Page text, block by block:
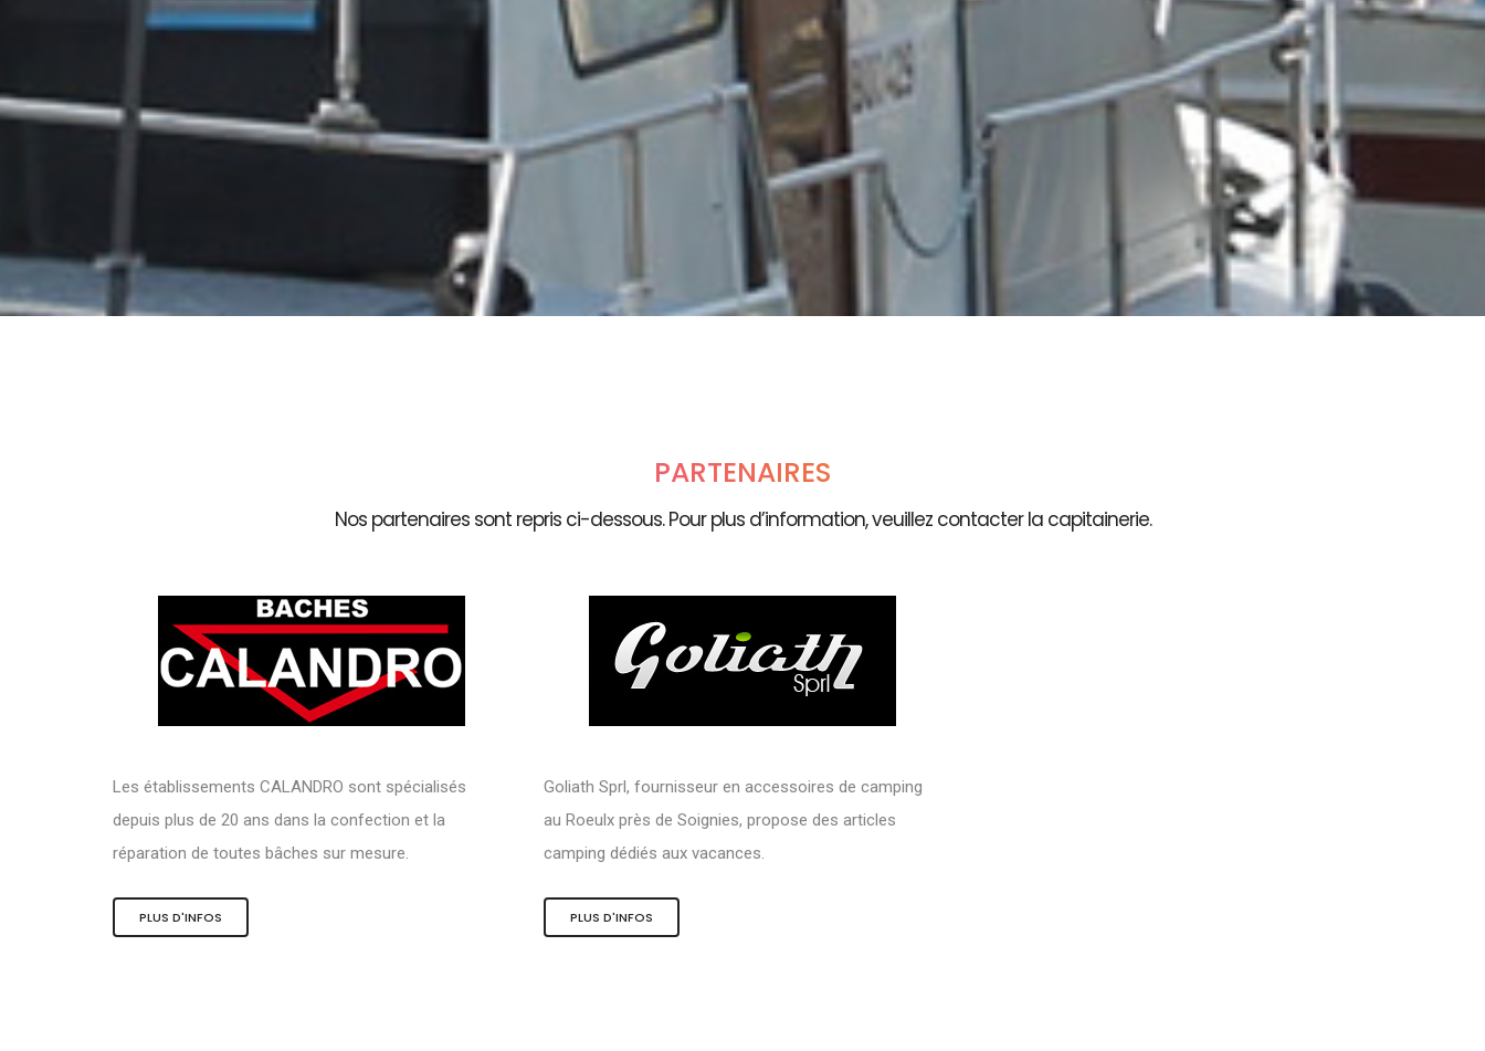
PARTENAIRES
Nos partenaires sont repris ci-dessous. Pour plus d’information, veuillez contacter la capitainerie.
Les établissements CALANDRO sont spécialisés
depuis plus de 20 ans dans la confection et la
réparation de toutes bâches sur mesure.
PLUS D'INFOS
Goliath Sprl, fournisseur en accessoires de camping
au Roeulx près de Soignies, propose des articles
camping dédiés aux vacances.
PLUS D'INFOS